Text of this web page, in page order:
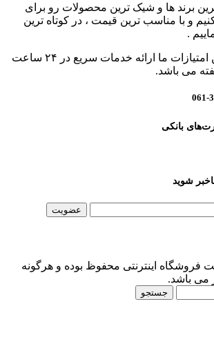
برند ها و شیک ترین محصولات رو برای
و با مناسب ترین قیمت ، در کوتاه ترین
.
یکی از ارزشمند ترین امتیازات ما ارائه خدمات سریع در ۲۴ ساعت
بانکی
شوید
فروشگاه اینترنتی محفوظ بوده و هرگونه
می باشد.
جستجو